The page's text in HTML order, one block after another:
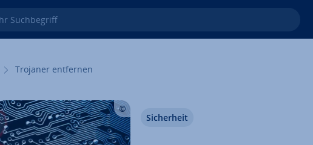
Such­be­griff
Trojaner entfernen
Si­cher­heit